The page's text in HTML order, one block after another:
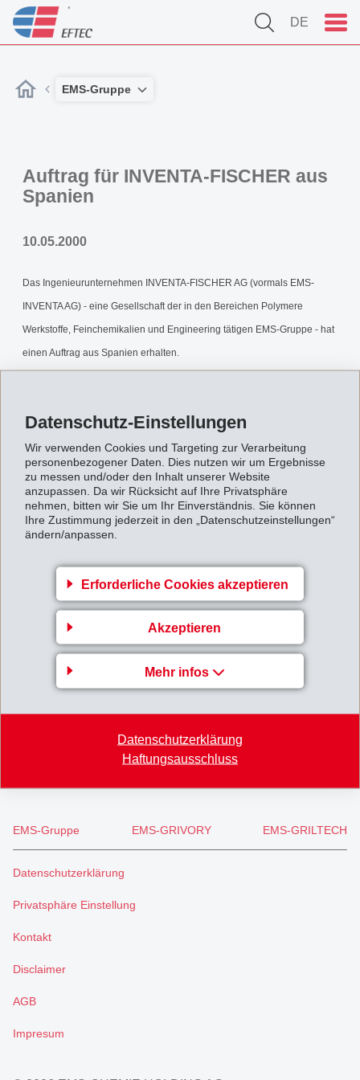
Datenschutz-Einstellungen
Wir verwenden Cookies und Targeting zur Verarbeitung
personenbezogener Daten. Dies nutzen wir um Ergebnisse
zu messen und/oder den Inhalt unserer Website
anzupassen. Da wir Rücksicht auf Ihre Privatsphäre
nehmen, bitten wir Sie um Ihr Einverständnis. Sie können
Ihre Zustimmung jederzeit in den „Datenschutzeinstellungen“
ändern/anpassen.
Erforderliche Cookies akzeptieren
Akzeptieren
Mehr infos
Datenschutzerklärung
Haftungsausschluss
DE
EMS-Gruppe
Auftrag für INVENTA-FISCHER aus
Spanien
10.05.2000
Das Ingenieurunternehmen INVENTA-FISCHER AG (vormals EMS-
INVENTA AG) - eine Gesellschaft der in den Bereichen Polymere
Werkstoffe, Feinchemikalien und Engineering tätigen EMS-Gruppe - hat
einen Auftrag aus Spanien erhalten.
Zurück zur Übersicht
EFTEC AG
Hofstrasse 31
8590 Romanshorn
Switzerland
eftec.com
EMS-Gruppe EMS-GRIVORY EMS-GRILTECH
Datenschutzerklärung
Privatsphäre Einstellung
Kontakt
Disclaimer
AGB
Impresum